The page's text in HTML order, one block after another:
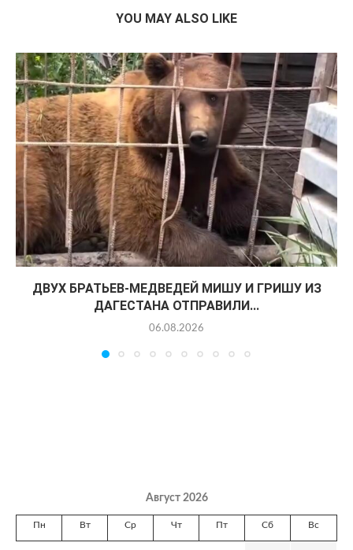
YOU MAY ALSO LIKE
ДВУХ БРАТЬЕВ-МЕДВЕДЕЙ МИШУ И ГРИШУ ИЗ
ДАГЕСТАНА ОТПРАВИЛИ...
06.08.2026
Август 2026
Пн Вт Ср Чт Пт Сб Вс